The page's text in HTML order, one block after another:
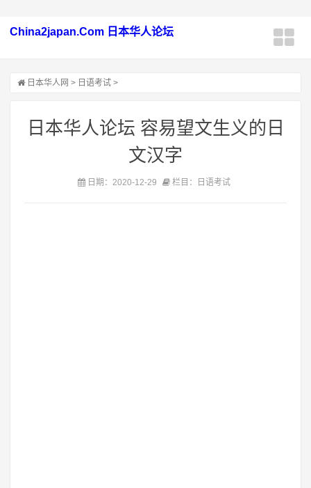
China2japan.Com 日本华人论坛
日本华人网 > 日语考试 >
日本华人论坛 容易望文生义的日
文汉字
日期：2020-12-29 栏目：日语考试